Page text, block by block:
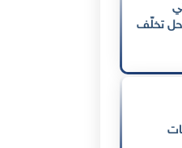
تخلّف